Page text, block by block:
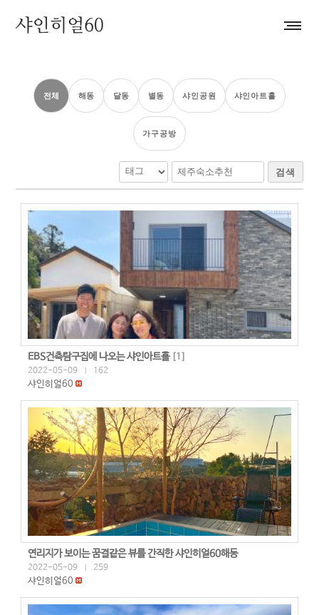
전체 해동 달동 별동 샤인공원 샤인아트홀
가구공방
검색
EBS건축탐구집에 나오는 샤인아트홀[1]
2022-05-09 162
샤인히얼60
연리지가 보이는 꿈결같은 뷰를 간직한 샤인히얼60해동
2022-05-09 259
샤인히얼60